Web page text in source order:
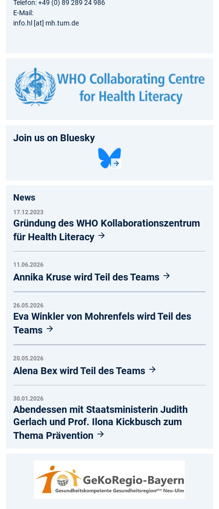
Telefon: +49 (0) 89 289 24 986
E-Mail:
info.hl [at] mh.tum.de
Join us on Bluesky
News
17.12.2023
Gründung des WHO Kollaborationszentrum
für Health Literacy
11.06.2026
Annika Kruse wird Teil des Teams
26.05.2026
Eva Winkler von Mohrenfels wird Teil des
Teams
20.05.2026
Alena Bex wird Teil des Teams
30.01.2026
Abendessen mit Staatsministerin Judith
Gerlach und Prof. Ilona Kickbusch zum
Thema Prävention